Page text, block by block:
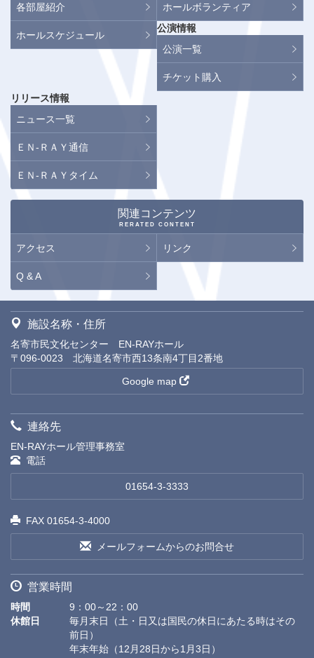
各部屋紹介
ホールスケジュール
ホールボランティア
公演情報
公演一覧
チケット購入
リリース情報
ニュース一覧
ＥＮ-ＲＡＹ通信
ＥＮ-ＲＡＹタイム
関連コンテンツ
RERATED CONTENT
アクセス リンク
Q & A
施設名称・住所
名寄市民文化センター EN-RAYホール
〒096-0023 北海道名寄市西13条南4丁目2番地
Google map
連絡先
EN-RAYホール管理事務室
電話
01654-3-3333
FAX 01654-3-4000
メールフォームからのお問合せ
営業時間
時間
9：00～22：00
休館日
毎月末日（土・日又は国民の休日にあたる時はその
前日）
年末年始（12月28日から1月3日）